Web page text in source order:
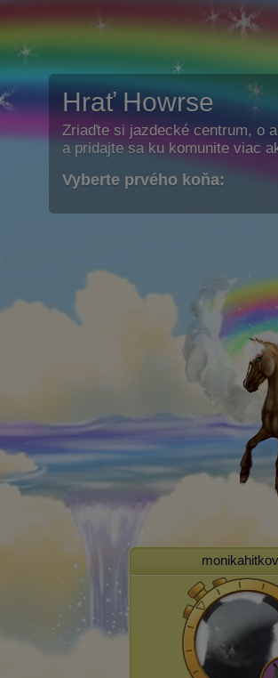
Hrať Howrse
Zriaďte si jazdecké centrum, o
a pridajte sa ku komunite viac
Vyberte prvého koňa: